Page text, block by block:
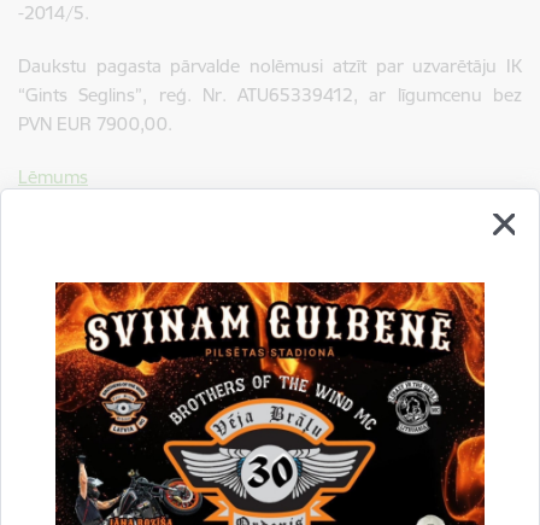
-2014/5.
Daukstu pagasta pārvalde nolēmusi atzīt par uzvarētāju IK
“Gints Seglins”, reģ. Nr. ATU65339412, ar līgumcenu bez
PVN EUR 7900,00.
Lēmums
Drukāt lapu
Dalīties